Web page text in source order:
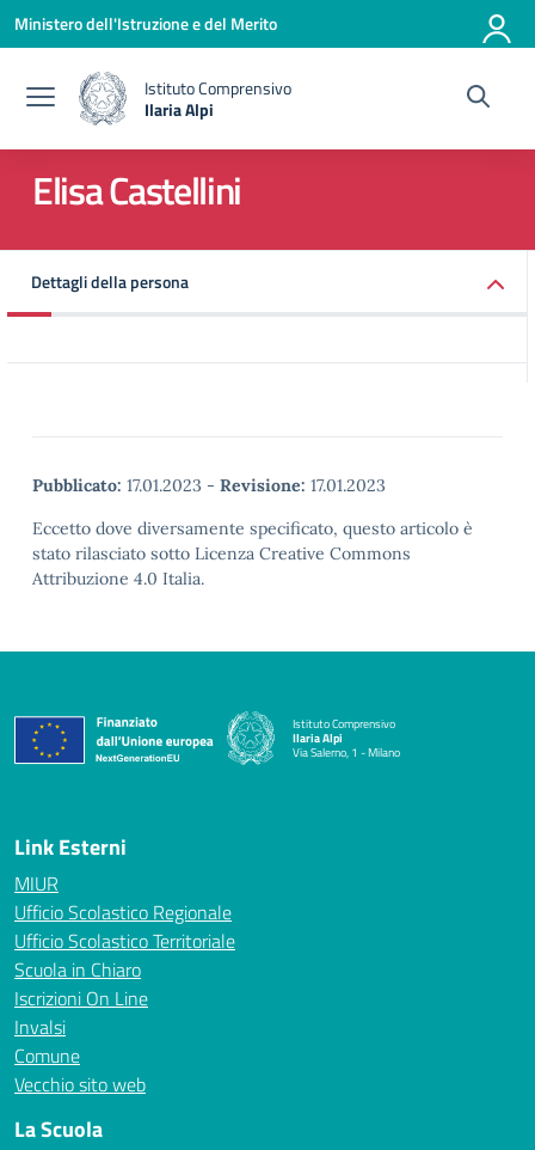
Vai ai contenuti
Vai al menu di navigazione
Vai al footer
Ministero dell'Istruzione e del Merito
Istituto Comprensivo
Ilaria Alpi
Elisa Castellini
Dettagli della persona
Pubblicato: 17.01.2023 - Revisione: 17.01.2023
Eccetto dove diversamente specificato, questo articolo è
stato rilasciato sotto Licenza Creative Commons
Attribuzione 4.0 Italia.
Istituto Comprensivo
Ilaria Alpi
Via Salerno, 1 - Milano
— Visita la pagina iniziale della scuola
Link Esterni
MIUR
Ufficio Scolastico Regionale
Ufficio Scolastico Territoriale
Scuola in Chiaro
Iscrizioni On Line
Invalsi
Comune
Vecchio sito web
La Scuola